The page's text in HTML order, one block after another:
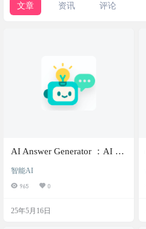
文章 资讯 评论
AI Answer Generator ：AI 答
使用
智能AI
965 0
25年5月16日